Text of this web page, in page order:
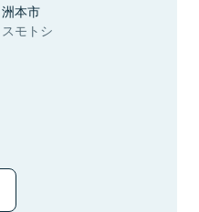
洲本市
スモトシ